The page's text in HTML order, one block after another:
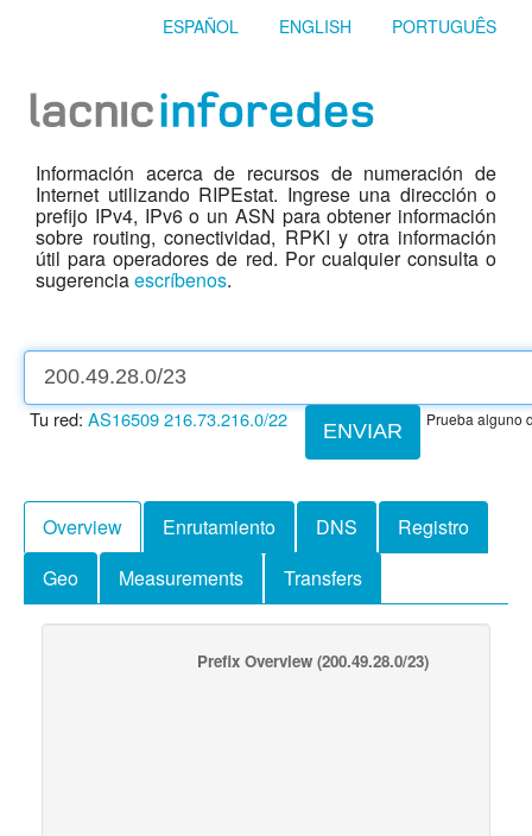
ESPAÑOL ENGLISH PORTUGUÊS
Información acerca de recursos de numeración de
Internet utilizando RIPEstat. Ingrese una dirección o
prefijo IPv4, IPv6 o un ASN para obtener información
sobre routing, conectividad, RPKI y otra información
útil para operadores de red. Por cualquier consulta o
sugerenciaescríbenos.
ENVIAR
Tu red: AS16509216.73.216.0/22 Prueba alguno
Overview Enrutamiento DNS
Registro
Geo
Measurements Transfers
Prefix Overview (200.49.28.0/23)